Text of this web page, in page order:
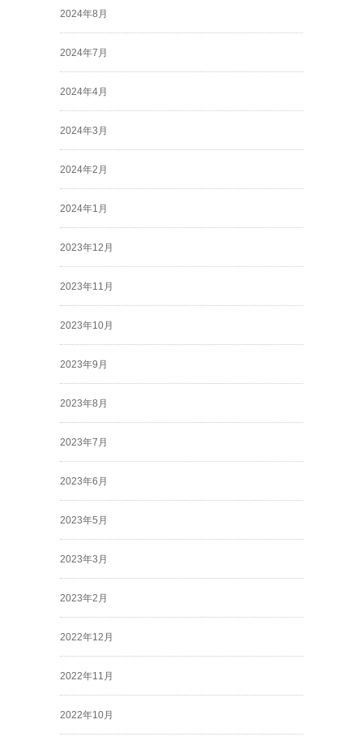
2024年8月
2024年7月
2024年4月
2024年3月
2024年2月
2024年1月
2023年12月
2023年11月
2023年10月
2023年9月
2023年8月
2023年7月
2023年6月
2023年5月
2023年3月
2023年2月
2022年12月
2022年11月
2022年10月